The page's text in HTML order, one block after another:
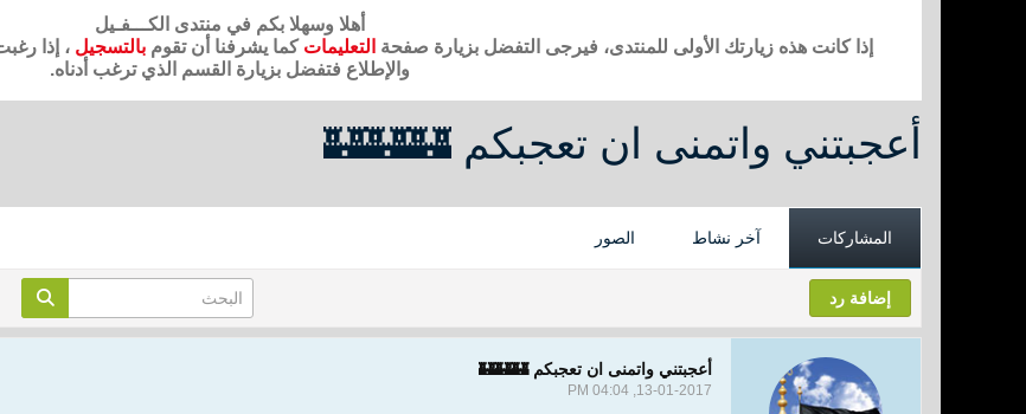
أهلا وسهلا بكم في منتدى الكـــفـيل
إذا كانت هذه زيارتك الأولى للمنتدى، فيرجى التفضل بزيارة صفحة التعليمات كما يشرفنا أن تقوم بالتسجيل ، إذا
والإطلاع فتفضل بزيارة القسم الذي ترغب أدناه.
أعجبتني واتمنى ان تعجبكم 🏰🏰🏰
المشاركات آخر نشاط الصور
إضافة رد
أعجبتني واتمنى ان تعجبكم 🏰🏰🏰
13-01-2017, 04:04 PM